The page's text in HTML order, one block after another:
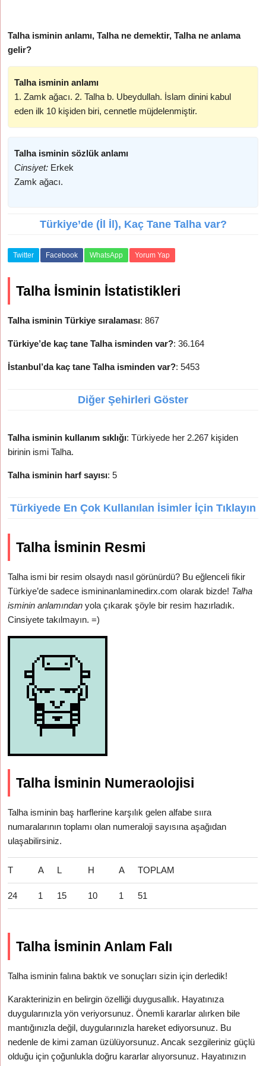
Talha isminin anlamı, Talha ne demektir, Talha ne anlama
gelir?
Talha isminin anlamı
1. Zamk ağacı. 2. Talha b. Ubeydullah. İslam dinini kabul
eden ilk 10 kişiden biri, cennetle müjdelenmiştir.
Talha isminin sözlük anlamı
Cinsiyet: Erkek
Zamk ağacı.
Türkiye’de (İl İl), Kaç Tane Talha var?
Twitter Facebook WhatsApp Yorum Yap
Talha İsminin İstatistikleri
Talha isminin Türkiye sıralaması: 867
Türkiye’de kaç tane Talha isminden var?: 36.164
İstanbul’da kaç tane Talha isminden var?: 5453
Diğer Şehirleri Göster
Talha isminin kullanım sıklığı: Türkiyede her 2.267 kişiden
birinin ismi Talha.
Talha isminin harf sayısı: 5
Türkiyede En Çok Kullanılan İsimler İçin Tıklayın
Talha İsminin Resmi
Talha ismi bir resim olsaydı nasıl görünürdü? Bu eğlenceli fikir
Türkiye’de sadece ismininanlaminedirx.com olarak bizde! Talha
isminin anlamından yola çıkarak şöyle bir resim hazırladık.
Cinsiyete takılmayın. =)
Talha İsminin Numeraolojisi
Talha isminin baş harflerine karşılık gelen alfabe sııra
numaralarının toplamı olan numeraloji sayısına aşağıdan
ulaşabilirsiniz.
T A L H A TOPLAM
24 1 15 10 1 51
Talha İsminin Anlam Falı
Talha isminin falına baktık ve sonuçları sizin için derledik!
Karakterinizin en belirgin özelliği duygusallık. Hayatınıza
duygularınızla yön veriyorsunuz. Önemli kararlar alırken bile
mantığınızla değil, duygularınızla hareket ediyorsunuz. Bu
nedenle de kimi zaman üzülüyorsunuz. Ancak sezgileriniz güçlü
olduğu için çoğunlukla doğru kararlar alıyorsunuz. Hayatınızın